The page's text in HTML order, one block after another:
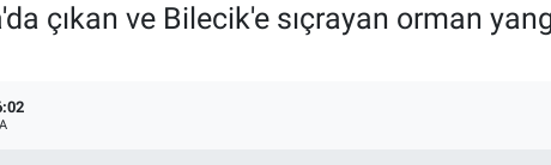
çıkan ve Bilecik'e sıçrayan orman